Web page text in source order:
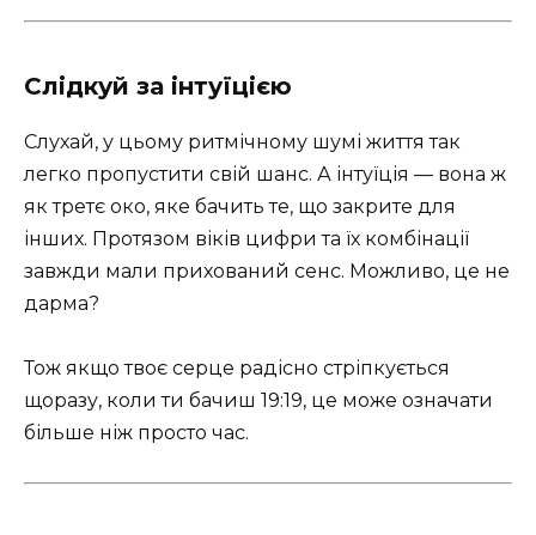
Слідкуй за інтуїцією
Слухай, у цьому ритмічному шумі життя так
легко пропустити свій шанс. А інтуїція — вона ж
як третє око, яке бачить те, що закрите для
інших. Протязом віків цифри та їх комбінації
завжди мали прихований сенс. Можливо, це не
дарма?
Тож якщо твоє серце радісно стріпкується
щоразу, коли ти бачиш 19:19, це може означати
більше ніж просто час.